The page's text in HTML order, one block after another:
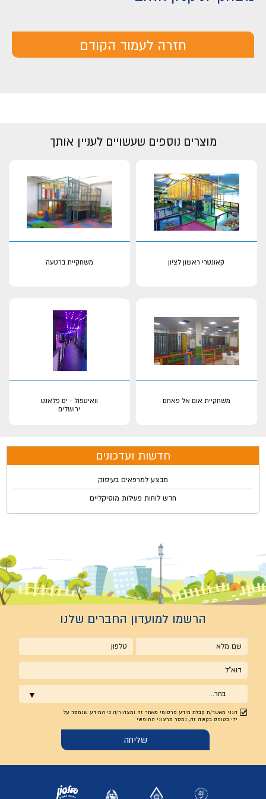
חזרה לעמוד הקודם
מוצרים נוספים שעשויים לעניין אותך
קאונטרי ראשון לציון משחקיית ברטעה
משחקיית אום אל פאחם
וואיטפול - יס פלאנט
ירושלים
חדשות ועדכונים
מבצע למרפאים בעיסוק
חדש לוחות פעילות מוסיקליים
הרשמו למועדון החברים שלנו
שם
מלא
טלפון
אימייל
בחר...
הנני מאשר/ת קבלת מידע פרסומי מאתר זה ומצהיר/ה כי המידע שנמסר על
ידי בטופס בקשה זה, נמסר מרצוני החופשי